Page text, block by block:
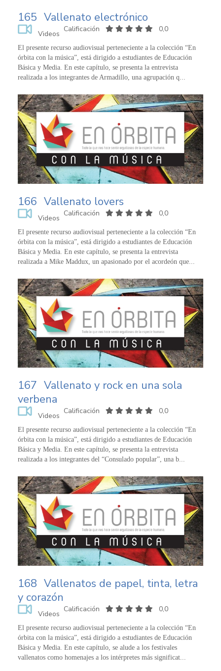
165 Vallenato electrónico
Videos
Calificación 0,0
El presente recurso audiovisual perteneciente a la colección “En
órbita con la música”, está dirigido a estudiantes de Educación
Básica y Media. En este capítulo, se presenta la entrevista
realizada a los integrantes de Armadillo, una agrupación q...
166 Vallenato lovers
Videos
Calificación 0,0
El presente recurso audiovisual perteneciente a la colección “En
órbita con la música”, está dirigido a estudiantes de Educación
Básica y Media. En este capítulo, se presenta la entrevista
realizada a Mike Maddux, un apasionado por el acordeón que...
167 Vallenato y rock en una sola
verbena
Videos
Calificación 0,0
El presente recurso audiovisual perteneciente a la colección “En
órbita con la música”, está dirigido a estudiantes de Educación
Básica y Media. En este capítulo, se presenta la entrevista
realizada a los integrantes del “Consulado popular”, una b...
168 Vallenatos de papel, tinta, letra
y corazón
Videos
Calificación 0,0
El presente recurso audiovisual perteneciente a la colección “En
órbita con la música”, está dirigido a estudiantes de Educación
Básica y Media. En este capítulo, se alude a los festivales
vallenatos como homenajes a los intérpretes más significat...